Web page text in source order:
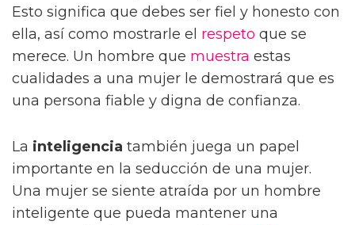
Esto significa que debes ser fiel y honesto con
ella, así como mostrarle el respeto que se
merece. Un hombre que muestra estas
cualidades a una mujer le demostrará que es
una persona fiable y digna de confianza.
La inteligencia también juega un papel
importante en la seducción de una mujer.
Una mujer se siente atraída por un hombre
inteligente que pueda mantener una